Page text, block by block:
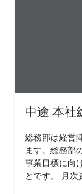
中途 本社
総務部は経営
ます。総務部
事業目標に向
とです。 月次